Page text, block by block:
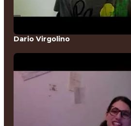
Dario Virgolino